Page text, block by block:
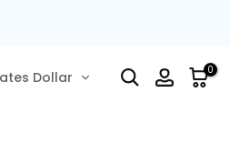
Dollar 0